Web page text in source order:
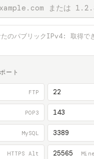
たのパブリックIPv4: 取得で
ート
FTP 22
POP3 143
MySQL 3389
HTTPS Alt 25565